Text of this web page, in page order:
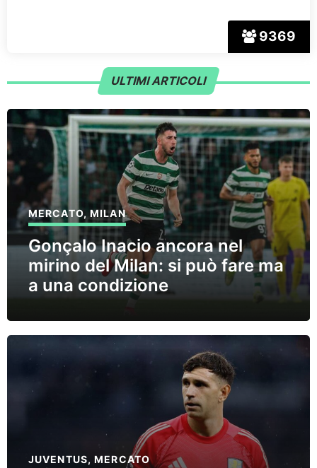
9369
ULTIMI ARTICOLI
MERCATO,MILAN
Gonçalo Inacio ancora nel
mirino del Milan: si può fare ma
a una condizione
JUVENTUS,MERCATO